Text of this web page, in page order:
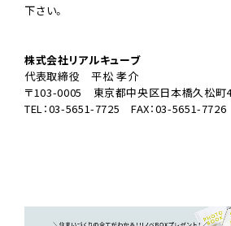
下さい。
株式会社リアルキューブ
代表取締役 平松 孝介
〒103-0005 東京都中央区日本橋久松町
TEL：03-5651-7725 FAX：03-5651-7726